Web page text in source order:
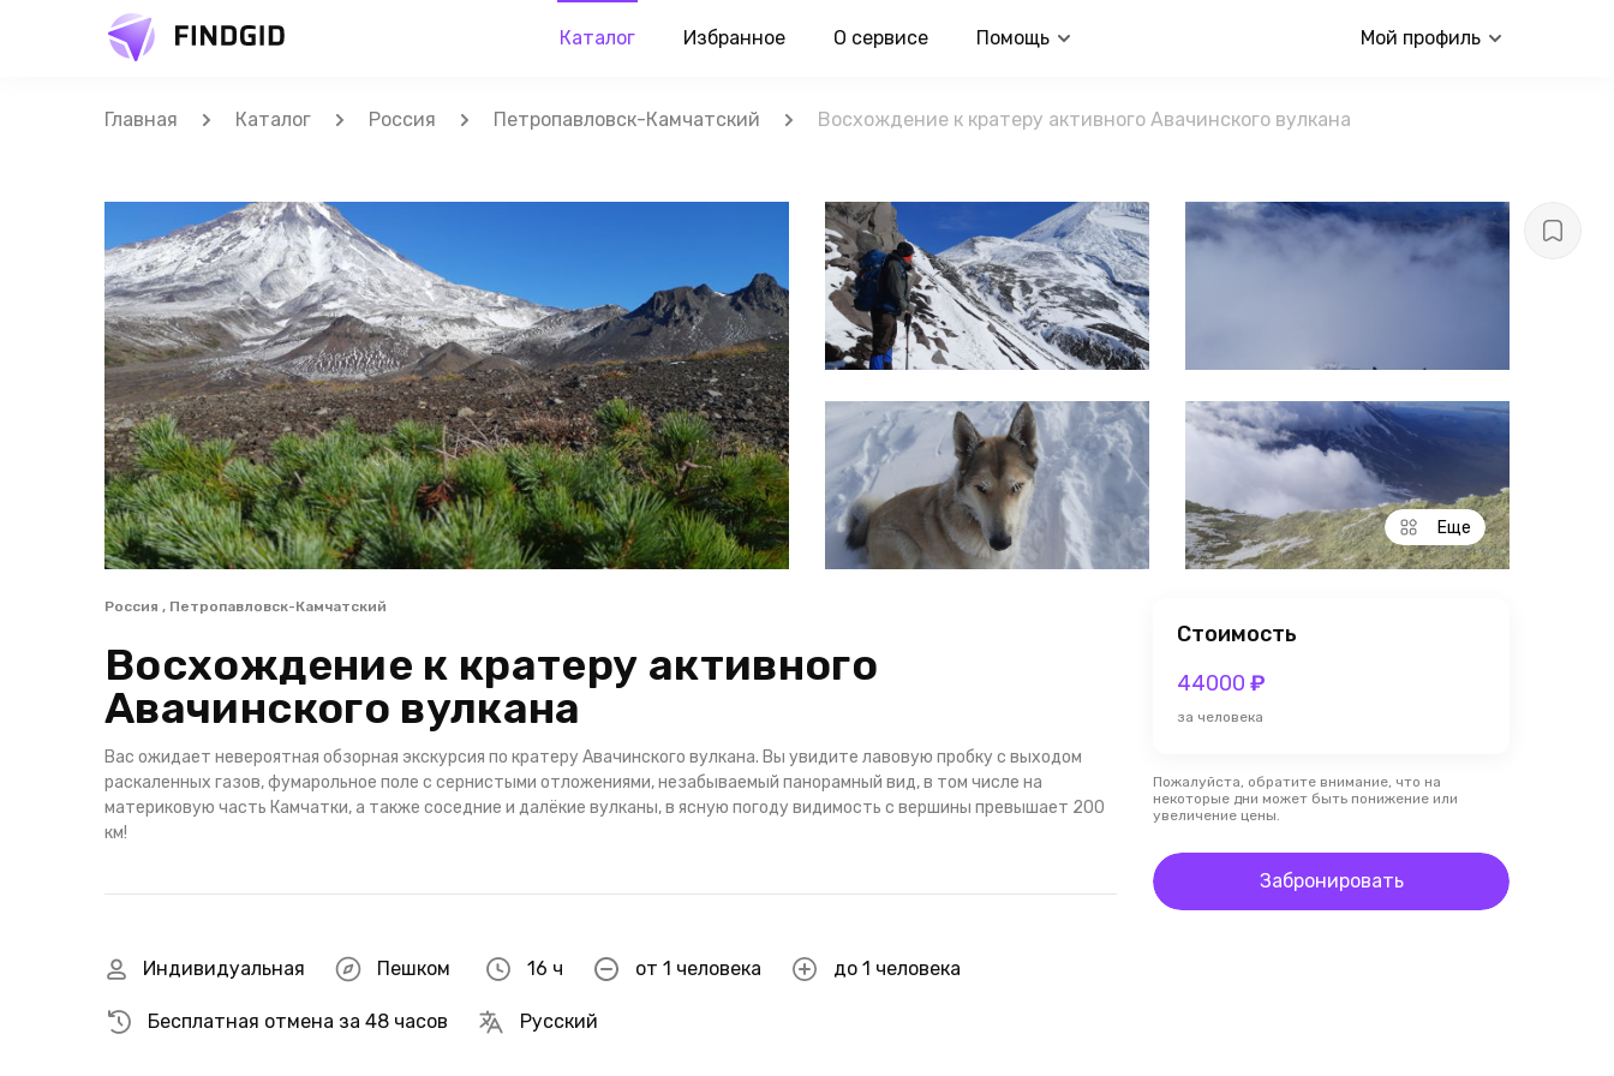
Каталог Избранное О сервисе Помощь Мой профиль
Главная Каталог Россия Петропавловск-Камчатский Восхождение к кратеру активного Авачинского вулкана
Еще
Россия , Петропавловск-Камчатский
Восхождение к кратеру активного
Авачинского вулкана
Вас ожидает невероятная обзорная экскурсия по кратеру Авачинского вулкана. Вы увидите лавовую пробку с выходом
раскаленных газов, фумарольное поле с сернистыми отложениями, незабываемый панорамный вид, в том числе на
материковую часть Камчатки, а также соседние и далёкие вулканы, в ясную погоду видимость с вершины превышает 200
км!
Индивидуальная Пешком 16 ч от 1 человека до 1 человека
Бесплатная отмена за 48 часов Русский
Стоимость
44000 ₽
за человека
Пожалуйста, обратите внимание, что на
некоторые дни может быть понижение или
увеличение цены.
Забронировать